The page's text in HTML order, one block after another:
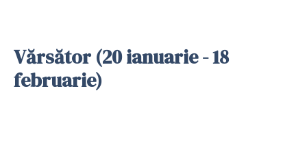
Vărsător (20 ianuarie - 18
februarie)